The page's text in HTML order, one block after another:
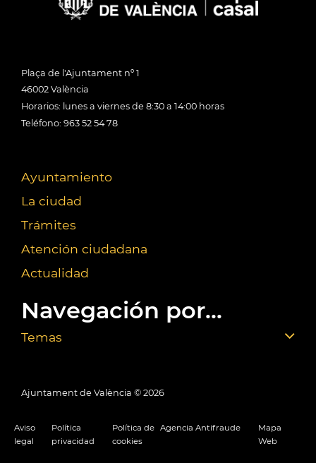
Plaça de l'Ajuntament nº 1
46002 València
Horarios: lunes a viernes de 8:30 a 14:00 horas
Teléfono: 963 52 54 78
Ayuntamiento
La ciudad
Trámites
Atención ciudadana
Actualidad
Navegación por...
Temas
Ajuntament de València © 2026
Aviso
legal
Política
privacidad
Política de
cookies
Agencia Antifraude
Mapa
Web